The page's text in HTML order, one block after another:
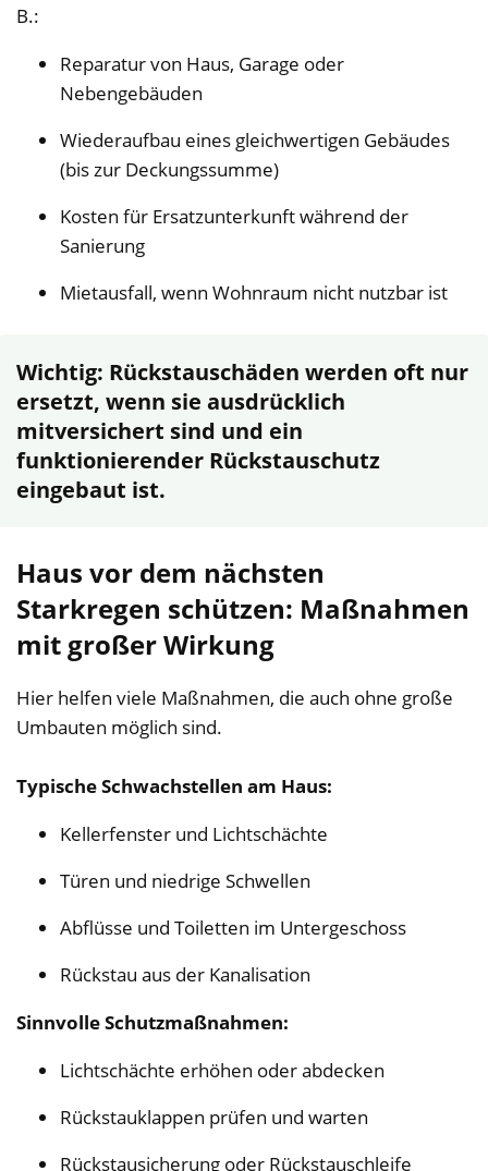
B.:
Reparatur von Haus, Garage oder
Nebengebäuden
Wiederaufbau eines gleichwertigen Gebäudes
(bis zur Deckungssumme)
Kosten für Ersatzunterkunft während der
Sanierung
Mietausfall, wenn Wohnraum nicht nutzbar ist
Wichtig: Rückstauschäden werden oft nur
ersetzt, wenn sie ausdrücklich
mitversichert sind und ein
funktionierender Rückstauschutz
eingebaut ist.
Haus vor dem nächsten
Starkregen schützen: Maßnahmen
mit großer Wirkung
Hier helfen viele Maßnahmen, die auch ohne große
Umbauten möglich sind.
Typische Schwachstellen am Haus:
Kellerfenster und Lichtschächte
Türen und niedrige Schwellen
Abflüsse und Toiletten im Untergeschoss
Rückstau aus der Kanalisation
Sinnvolle Schutzmaßnahmen:
Lichtschächte erhöhen oder abdecken
Rückstauklappen prüfen und warten
Rückstausicherung oder Rückstauschleife